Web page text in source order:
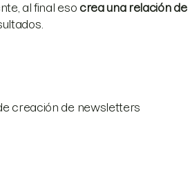
al final eso crea una relación de
creación de newsletters